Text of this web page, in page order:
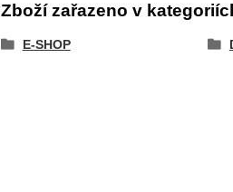
Zboží zařazeno v
E-SHOP